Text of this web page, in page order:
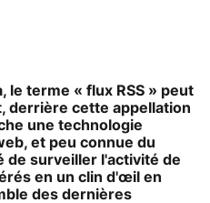
le terme « flux RSS » peut
derrière cette appellation
une technologie
et peu connue du
de surveiller l'activité de
en un clin d'œil en
des dernières